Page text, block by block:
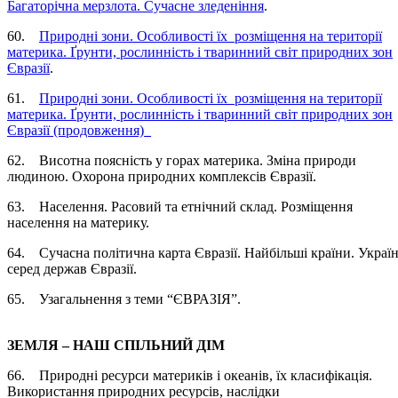
Багаторічна мерзлота. Сучасне зледеніння.
60. Природні зони. Особливості їх розміщення на території
материка. Ґрунти, рослинність і тваринний світ природних зон
Євразії.
61. Природні зони. Особливості їх розміщення на території
материка. Ґрунти, рослинність і тваринний світ природних зон
Євразії (продовження)
62. Висотна поясність у горах материка. Зміна природи
людиною. Охорона природних комплексів Євразії.
63. Населення. Расовий та етнічний склад. Розміщення
населення на материку.
64. Сучасна політична карта Євразії. Найбільші країни.
серед держав Євразії.
65. Узагальнення з теми “ЄВРАЗІЯ”.
ЗЕМЛЯ – НАШ СПІЛЬНИЙ ДІМ
66. Природні ресурси материків і океанів, їх класифікація.
Використання природних ресурсів, наслідки